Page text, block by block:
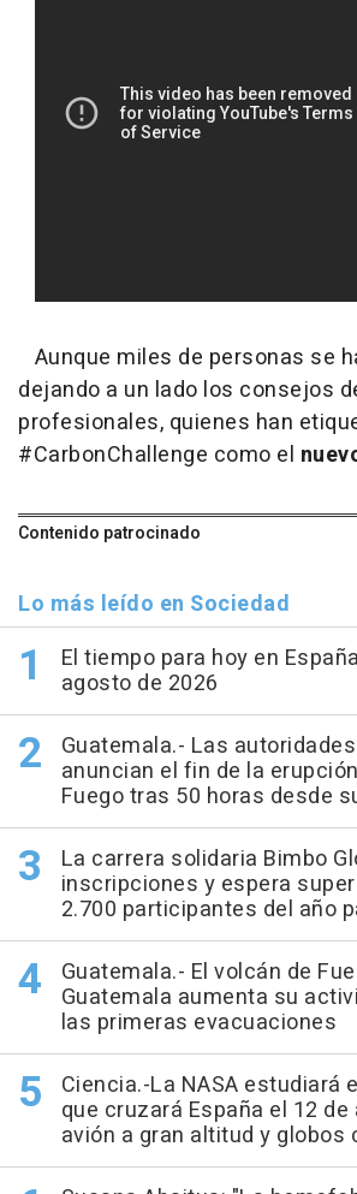
Aunque miles de personas se
dejando a un lado los consejos
profesionales, quienes han
#CarbonChallenge como el
Contenido patrocinado
Lo más leído en Sociedad
El tiempo para hoy en
agosto de 2026
Guatemala.- Las
anuncian el fin de la
Fuego tras 50 horas desde
La carrera solidaria Bimbo
inscripciones y espera
2.700 participantes del año
Guatemala.- El volcán de
Guatemala aumenta su
las primeras evacuaciones
Ciencia.-La NASA estudiará
que cruzará España el 12
avión a gran altitud y